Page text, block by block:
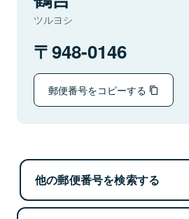
ツルヨシ
948-0146
郵便番号をコピーする
他の郵便番号を検索する